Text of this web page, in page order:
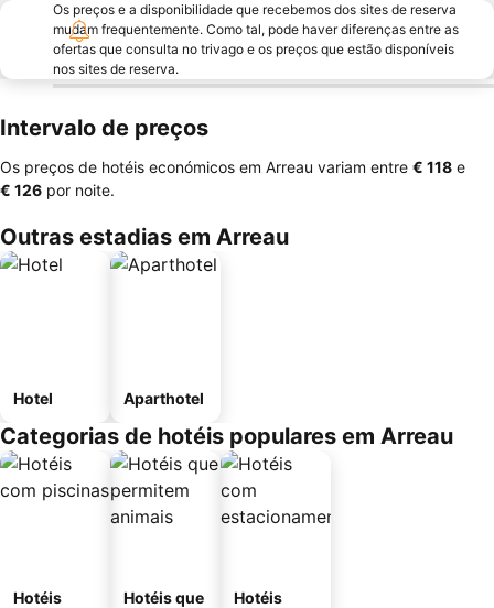
Os preços e a disponibilidade que recebemos dos sites de reserva
mudam frequentemente. Como tal, pode haver diferenças entre as
ofertas que consulta no trivago e os preços que estão disponíveis
nos sites de reserva.
Intervalo de preços
Os preços de hotéis económicos em Arreau variam entre ‎€ 118 e
‎€ 126 por noite.
Outras estadias em Arreau
Hotel Aparthotel
Categorias de hotéis populares em Arreau
Hotéis
Hotéis que
Hotéis